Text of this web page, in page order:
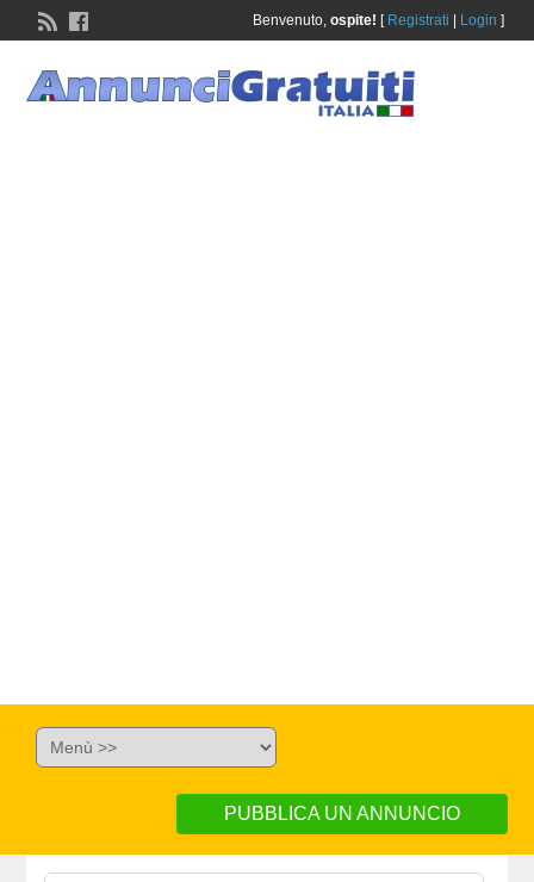
Benvenuto, ospite! [ Registrati Login ]
PUBBLICA UN ANNUNCIO